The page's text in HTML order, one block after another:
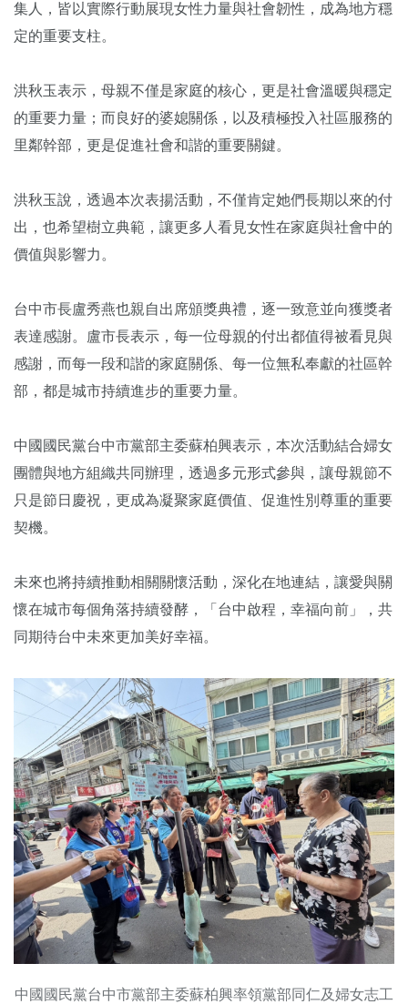
集人，皆以實際行動展現女性力量與社會韌性，成為地方穩
定的重要支柱。
洪秋玉表示，母親不僅是家庭的核心，更是社會溫暖與穩定
的重要力量；而良好的婆媳關係，以及積極投入社區服務的
里鄰幹部，更是促進社會和諧的重要關鍵。
洪秋玉說，透過本次表揚活動，不僅肯定她們長期以來的付
出，也希望樹立典範，讓更多人看見女性在家庭與社會中的
價值與影響力。
台中市長盧秀燕也親自出席頒獎典禮，逐一致意並向獲獎者
表達感謝。盧市長表示，每一位母親的付出都值得被看見與
感謝，而每一段和諧的家庭關係、每一位無私奉獻的社區幹
部，都是城市持續進步的重要力量。
中國國民黨台中市黨部主委蘇柏興表示，本次活動結合婦女
團體與地方組織共同辦理，透過多元形式參與，讓母親節不
只是節日慶祝，更成為凝聚家庭價值、促進性別尊重的重要
契機。
未來也將持續推動相關關懷活動，深化在地連結，讓愛與關
懷在城市每個角落持續發酵，「台中啟程，幸福向前」，共
同期待台中未來更加美好幸福。
中國國民黨台中市黨部主委蘇柏興率領黨部同仁及婦女志工